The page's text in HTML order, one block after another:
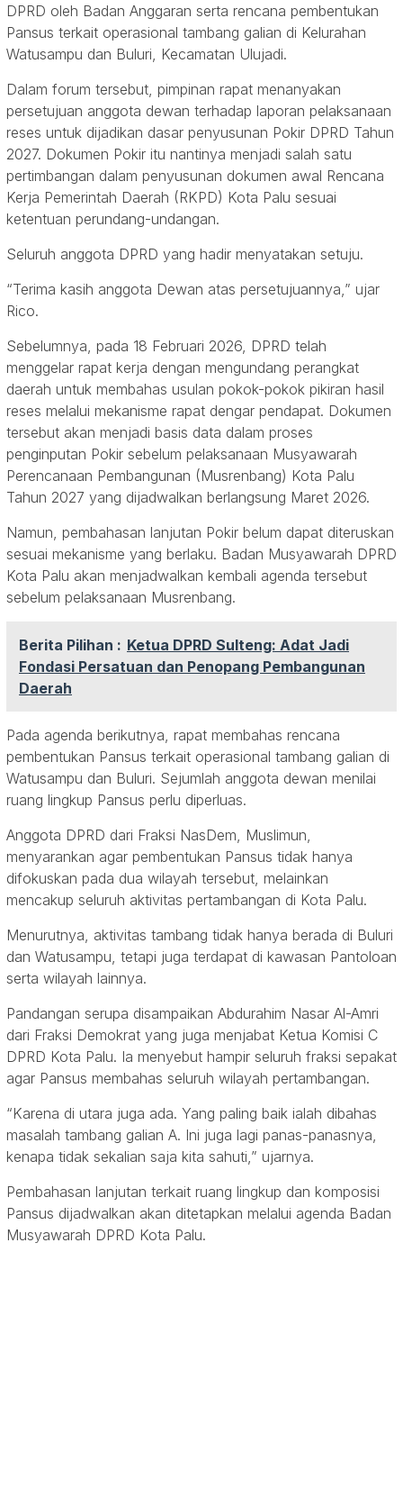
DPRD oleh Badan Anggaran serta rencana pembentukan
Pansus terkait operasional tambang galian di Kelurahan
Watusampu dan Buluri, Kecamatan Ulujadi.
Dalam forum tersebut, pimpinan rapat menanyakan
persetujuan anggota dewan terhadap laporan pelaksanaan
reses untuk dijadikan dasar penyusunan Pokir DPRD Tahun
2027. Dokumen Pokir itu nantinya menjadi salah satu
pertimbangan dalam penyusunan dokumen awal Rencana
Kerja Pemerintah Daerah (RKPD) Kota Palu sesuai
ketentuan perundang-undangan.
Seluruh anggota DPRD yang hadir menyatakan setuju.
“Terima kasih anggota Dewan atas persetujuannya,” ujar
Rico.
Sebelumnya, pada 18 Februari 2026, DPRD telah
menggelar rapat kerja dengan mengundang perangkat
daerah untuk membahas usulan pokok-pokok pikiran hasil
reses melalui mekanisme rapat dengar pendapat. Dokumen
tersebut akan menjadi basis data dalam proses
penginputan Pokir sebelum pelaksanaan Musyawarah
Perencanaan Pembangunan (Musrenbang) Kota Palu
Tahun 2027 yang dijadwalkan berlangsung Maret 2026.
Namun, pembahasan lanjutan Pokir belum dapat diteruskan
sesuai mekanisme yang berlaku. Badan Musyawarah DPRD
Kota Palu akan menjadwalkan kembali agenda tersebut
sebelum pelaksanaan Musrenbang.
Berita Pilihan : Ketua DPRD Sulteng: Adat Jadi
Fondasi Persatuan dan Penopang Pembangunan
Daerah
Pada agenda berikutnya, rapat membahas rencana
pembentukan Pansus terkait operasional tambang galian di
Watusampu dan Buluri. Sejumlah anggota dewan menilai
ruang lingkup Pansus perlu diperluas.
Anggota DPRD dari Fraksi NasDem, Muslimun,
menyarankan agar pembentukan Pansus tidak hanya
difokuskan pada dua wilayah tersebut, melainkan
mencakup seluruh aktivitas pertambangan di Kota Palu.
Menurutnya, aktivitas tambang tidak hanya berada di Buluri
dan Watusampu, tetapi juga terdapat di kawasan Pantoloan
serta wilayah lainnya.
Pandangan serupa disampaikan Abdurahim Nasar Al-Amri
dari Fraksi Demokrat yang juga menjabat Ketua Komisi C
DPRD Kota Palu. Ia menyebut hampir seluruh fraksi sepakat
agar Pansus membahas seluruh wilayah pertambangan.
“Karena di utara juga ada. Yang paling baik ialah dibahas
masalah tambang galian A. Ini juga lagi panas-panasnya,
kenapa tidak sekalian saja kita sahuti,” ujarnya.
Pembahasan lanjutan terkait ruang lingkup dan komposisi
Pansus dijadwalkan akan ditetapkan melalui agenda Badan
Musyawarah DPRD Kota Palu.